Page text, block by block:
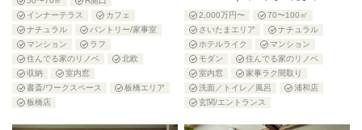
インナーテラス
カフェ
ナチュラル
パントリー/家事室
マンション
ラフ
住んでる家のリノベ
北欧
収納
室内窓
書斎/ワークスペース
板橋エリア
板橋店
2,000万円〜
70〜100㎡
さいたまエリア
ナチュラル
ホテルライク
マンション
モダン
住んでる家のリノベ
室内窓
家事ラク間取り
洗面／トイレ／風呂
浦和店
玄関/エントランス